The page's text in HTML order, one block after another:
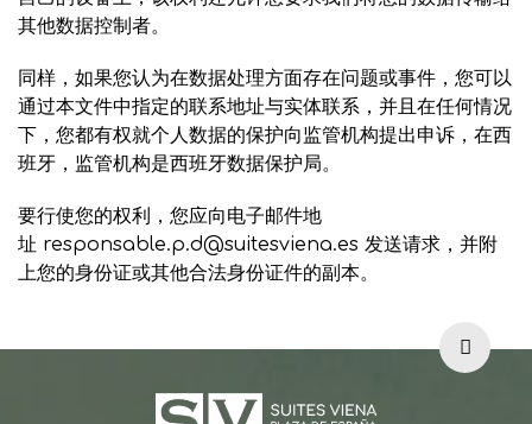
其他数据控制者。
同样，如果您认为在数据处理方面存在问题或事件，您可以
通过本文件中指定的联系地址与实体联系，并且在任何情况
下，您都有权就个人数据的保护向监管机构提出申诉，在西
班牙，监管机构是西班牙数据保护局。
要行使您的权利，您应向电子邮件地
址 responsable.p.d@suitesviena.es 发送请求，并附
上您的身份证或其他合法身份证件的副本。